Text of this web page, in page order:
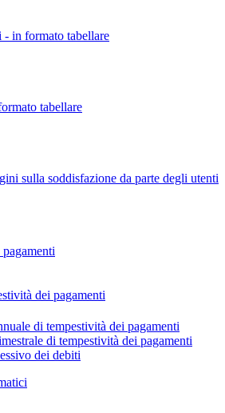
in formato tabellare
tabellare
sulla soddisfazione da parte degli utenti
dei pagamenti
di tempestività dei pagamenti
di tempestività dei pagamenti
dei debiti